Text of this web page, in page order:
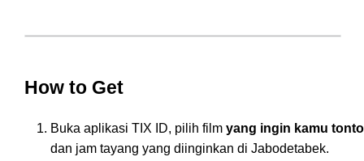
How to Get
Buka aplikasi TIX ID, pilih film yang ingin kamu
dan jam tayang yang diinginkan di Jabodetabek.